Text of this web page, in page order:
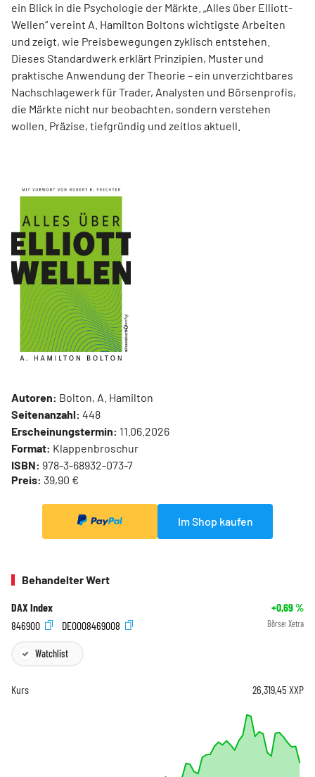
ein Blick in die Psychologie der Märkte. „Alles über Elliott-
Wellen“ vereint A. Hamilton Boltons wichtigste Arbeiten
und zeigt, wie Preisbewegungen zyklisch entstehen.
Dieses Standardwerk erklärt Prinzipien, Muster und
praktische Anwendung der Theorie – ein unverzichtbares
Nachschlagewerk für Trader, Analysten und Börsenprofis,
die Märkte nicht nur beobachten, sondern verstehen
wollen. Präzise, tiefgründig und zeitlos aktuell.
Autoren: Bolton, A. Hamilton
Seitenanzahl: 448
Erscheinungstermin: 11.06.2026
Format: Klappenbroschur
ISBN: 978-3-68932-073-7
Preis: 39,90 €
Im Shop kaufen
Behandelter Wert
DAX Index +0,69%
846900
DE0008469008 Börse: Xetra
Watchlist
Kurs 26.319,45 XXP